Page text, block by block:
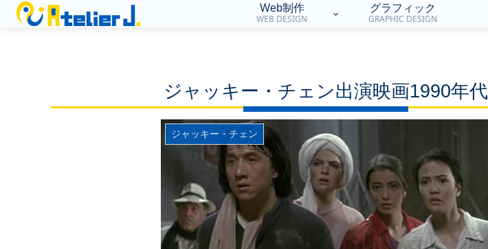
Web制作
WEB DESIGN
グラフィック
GRAPHIC DESIGN
ジャッキー・チェン出演映画1990年代
ジャッキー・チェン